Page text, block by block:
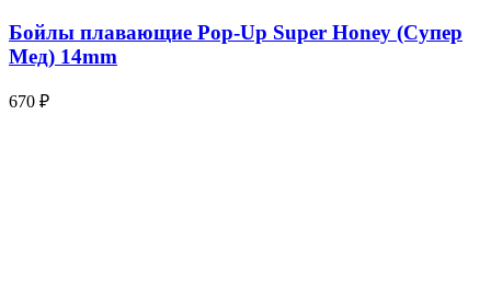
Бойлы плавающие Pop-Up Super Honey (Супер
Мед) 14mm
670 ₽